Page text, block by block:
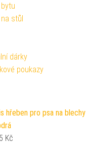
stůl
dárky
poukazy
hřeben pro psa na
Kč